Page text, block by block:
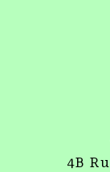
4B Rue du Maréchal Leclerc,